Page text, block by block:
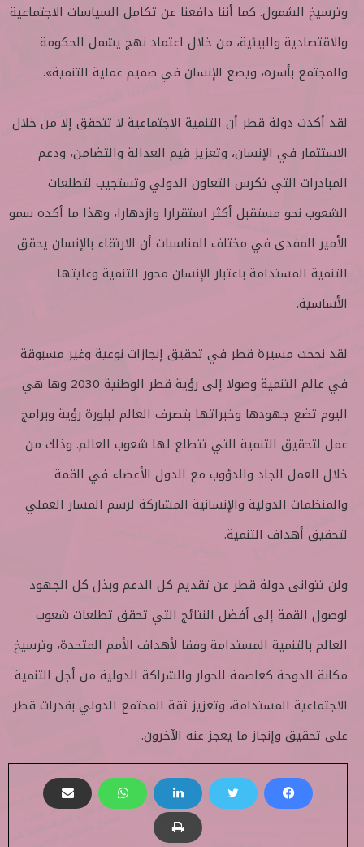
وترسيخ الشمول. كما أننا دافعنا عن تكامل السياسات الاجتماعية
والاقتصادية والبيئية، من خلال اعتماد نهج يشمل الحكومة
والمجتمع بأسره، ويضع الإنسان في صميم عملية التنمية».
لقد أكدت دولة قطر أن التنمية الاجتماعية لا تتحقق إلا من خلال
الاستثمار في الإنسان، وتعزيز قيم العدالة والتضامن، ودعم
المبادرات التي تكرس التعاون الدولي وتستجيب لتطلعات
الشعوب نحو مستقبل أكثر استقرارا وازدهارا، وهذا ما أكده سمو
الأمير المفدى في مختلف المناسبات أن الارتقاء بالإنسان يحقق
التنمية المستدامة باعتبار الإنسان محور التنمية وغايتها
الأساسية.
لقد نجحت مسيرة قطر في تحقيق إنجازات نوعية وغير مسبوقة
في عالم التنمية وصولا إلى رؤية قطر الوطنية 2030 وها هي
اليوم تضع جهودها وخبراتها بتصرف العالم لبلورة رؤية وبرامج
عمل لتحقيق التنمية التي تتطلع لها شعوب العالم. وذلك من
خلال العمل الجاد والدؤوب مع الدول الأعضاء في القمة
والمنظمات الدولية والإنسانية المشاركة لرسم المسار العملي
لتحقيق أهداف التنمية.
ولن تتوانى دولة قطر عن تقديم كل الدعم وبذل كل الجهود
لوصول القمة إلى أفضل النتائج التي تحقق تطلعات شعوب
العالم بالتنمية المستدامة وفقا لأهداف الأمم المتحدة، وترسيخ
مكانة الدوحة كعاصمة للحوار والشراكة الدولية من أجل التنمية
الاجتماعية المستدامة، وتعزيز ثقة المجتمع الدولي بقدرات قطر
على تحقيق وإنجاز ما يعجز عنه الآخرون.